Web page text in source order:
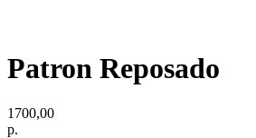
Patron Reposado
1700,00
р.